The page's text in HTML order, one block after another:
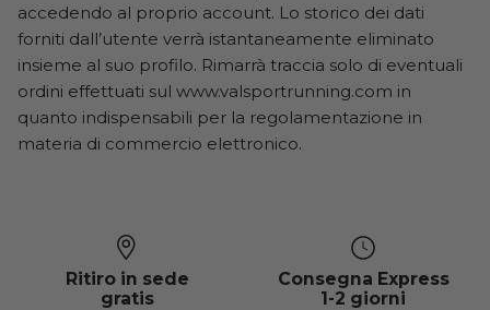
accedendo al proprio account. Lo storico dei dati
forniti dall’utente verrà istantaneamente eliminato
insieme al suo profilo. Rimarrà traccia solo di eventuali
ordini effettuati sul www.valsportrunning.com in
quanto indispensabili per la regolamentazione in
materia di commercio elettronico.
Ritiro in sede
gratis
Consegna Express
1-2 giorni